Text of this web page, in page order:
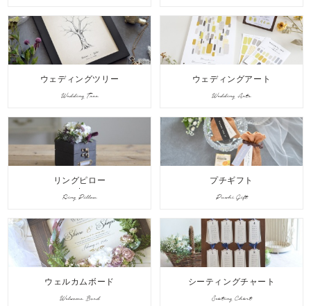
ウェディングツリー
Wedding Tree
ウェディングアート
Wedding Arts
リングピロー
Ring Pillow
プチギフト
Puchi Gift
ウェルカムボード
Welcome Bord
シーティングチャート
Seating Chart